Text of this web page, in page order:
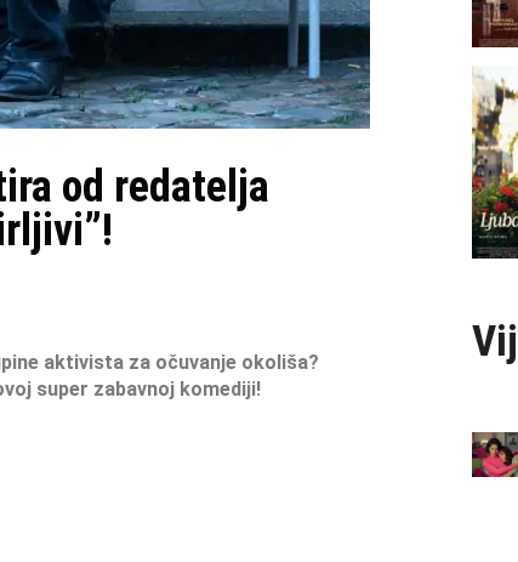
od redatelja
aktivista za očuvanje okoliša?
super zabavnoj komediji!